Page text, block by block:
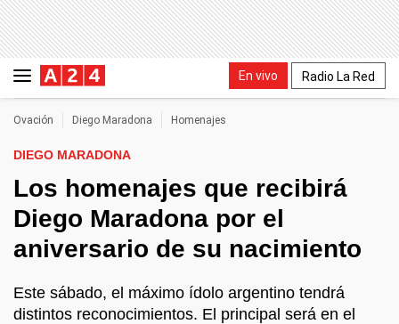
En vivo Radio La Red
Ovación Diego Maradona Homenajes
DIEGO MARADONA
Los homenajes que recibirá
Diego Maradona por el
aniversario de su nacimiento
Este sábado, el máximo ídolo argentino tendrá
distintos reconocimientos. El principal será en el